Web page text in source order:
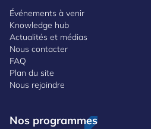
Événements à venir
Knowledge hub
Actualités et médias
Nous contacter
FAQ
Plan du site
Nous rejoindre
Nos programmes